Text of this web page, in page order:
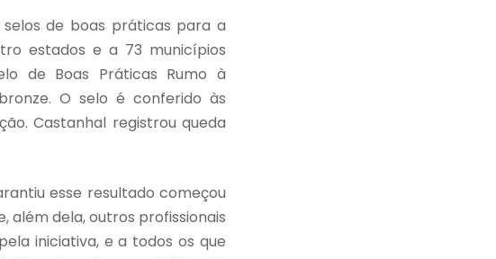
de boas práticas para a
estados e a 73 municípios
de Boas Práticas Rumo à
O selo é conferido às
Castanhal registrou queda
esse resultado começou
além dela, outros profissionais
iniciativa, e a todos os que